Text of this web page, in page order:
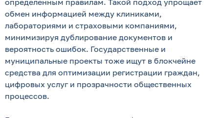
определенным правилам. Такой подход упрощает
обмен информацией между клиниками,
лабораториями и страховыми компаниями,
минимизируя дублирование документов и
вероятность ошибок. Государственные и
муниципальные проекты тоже ищут в блокчейне
средства для оптимизации регистрации граждан,
цифровых услуг и прозрачности общественных
процессов.